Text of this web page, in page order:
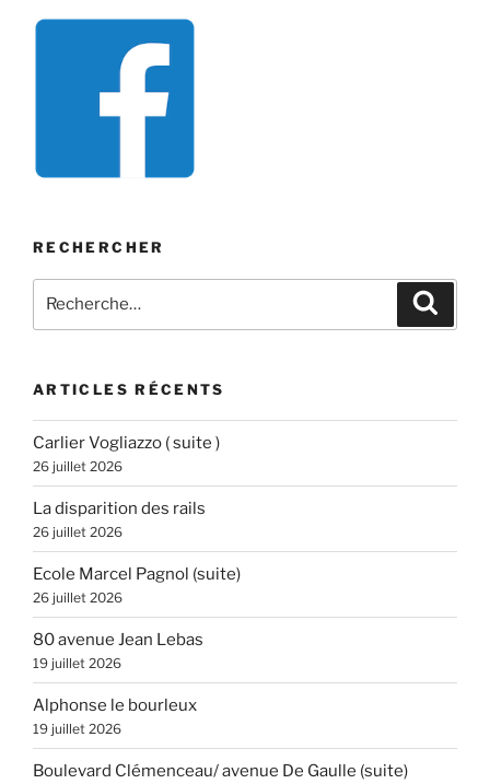
RECHERCHER
pour
ARTICLES RÉCENTS
Carlier Vogliazzo ( suite )
26 juillet 2026
La disparition des rails
26 juillet 2026
Ecole Marcel Pagnol (suite)
26 juillet 2026
80 avenue Jean Lebas
19 juillet 2026
Alphonse le bourleux
19 juillet 2026
Boulevard Clémenceau/ avenue De Gaulle (suite)